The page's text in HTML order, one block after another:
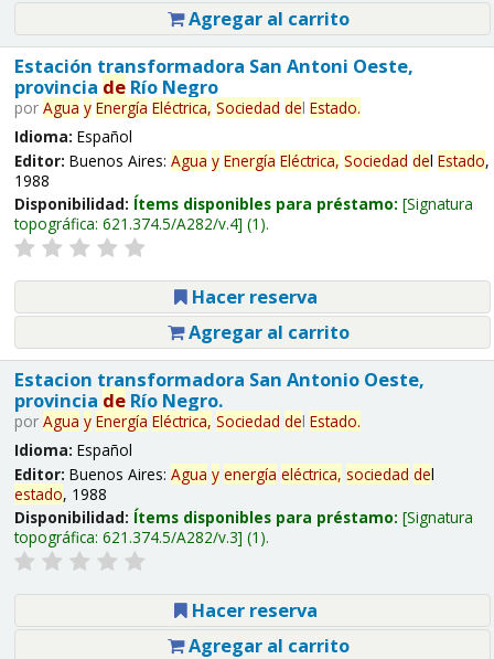
Agregar al carrito
Estación transformadora San Antoni Oeste,
provincia deRío Negro
por Agua y Energía Eléctrica, Sociedad del Estado.
Idioma: Español
Editor: Buenos Aires: Agua y Energía Eléctrica, Sociedad del Estado,
1988
Disponibilidad: Ítems disponibles para préstamo: Signatura
topográfica: 621.374.5/A282/v.4 (1).
Hacer reserva
Agregar al carrito
Estacion transformadora San Antonio Oeste,
provincia deRío Negro.
por Agua y Energía Eléctrica, Sociedad del Estado.
Idioma: Español
Editor: Buenos Aires: Agua y energía eléctrica, sociedad del
estado, 1988
Disponibilidad: Ítems disponibles para préstamo: Signatura
topográfica: 621.374.5/A282/v.3 (1).
Hacer reserva
Agregar al carrito